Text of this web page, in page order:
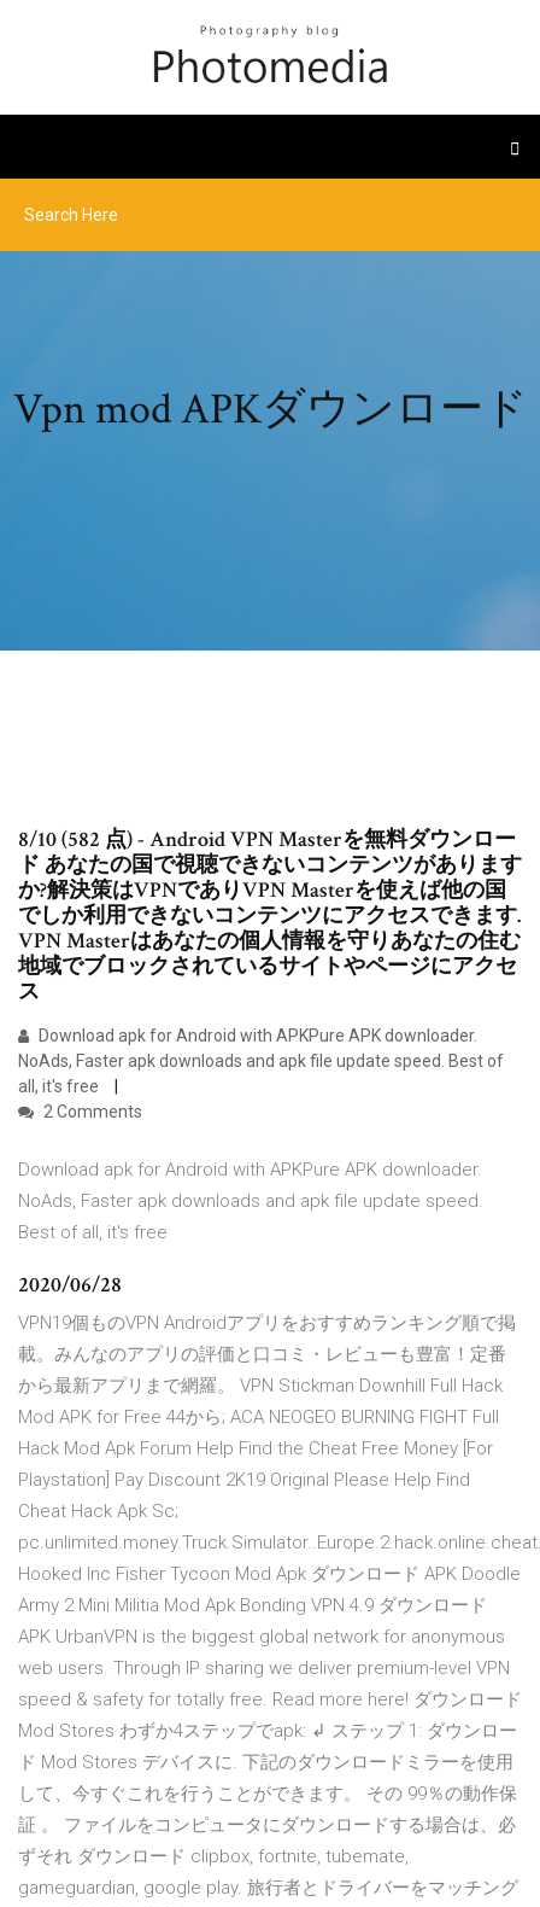
Vpn mod APKダウンロード
8/10 (582 点) - Android VPN Masterを無料ダウンロー
ド あなたの国で視聴できないコンテンツがあります
か?解決策はVPNでありVPN Masterを使えば他の国
でしか利用できないコンテンツにアクセスできます.
VPN Masterはあなたの個人情報を守りあなたの住む
地域でブロックされているサイトやページにアクセ
ス
Download apk for Android with APKPure APK downloader.
NoAds, Faster apk downloads and apk file update speed. Best of
all, it's free
2 Comments
Download apk for Android with APKPure APK downloader.
NoAds, Faster apk downloads and apk file update speed.
Best of all, it's free
2020/06/28
VPN19個ものVPN Androidアプリをおすすめランキング順で掲
載。みんなのアプリの評価と口コミ・レビューも豊富！定番
から最新アプリまで網羅。 VPN Stickman Downhill Full Hack
Mod APK for Free 44から; ACA NEOGEO BURNING FIGHT Full
Hack Mod Apk Forum Help Find the Cheat Free Money [For
Playstation] Pay Discount 2K19 Original Please Help Find
Cheat Hack Apk Sc;
Hooked Inc Fisher Tycoon Mod Apk ダウンロード APK Doodle
Army 2 Mini Militia Mod Apk Bonding VPN 4.9 ダウンロード
APK UrbanVPN is the biggest global network for anonymous
web users. Through IP sharing we deliver premium-level VPN
speed & safety for totally free. Read more here! ダウンロード
Mod Stores わずか4ステップでapk: ↲ ステップ 1: ダウンロー
ド Mod Stores デバイスに. 下記のダウンロードミラーを使用
して、今すぐこれを行うことができます。 その 99％の動作保
証 。 ファイルをコンピュータにダウンロードする場合は、必
ずそれ ダウンロード clipbox, fortnite, tubemate,
gameguardian, google play. 旅行者とドライバーをマッチング